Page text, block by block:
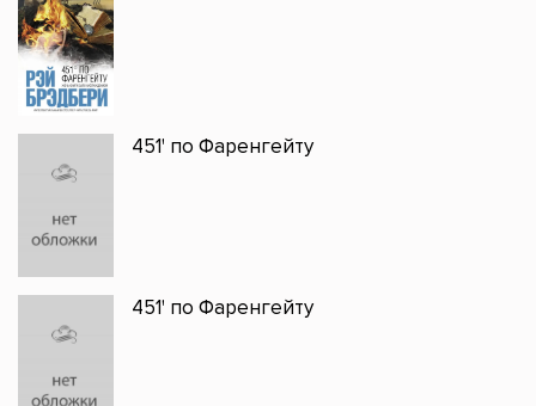
451' по Фаренгейту
451' по Фаренгейту